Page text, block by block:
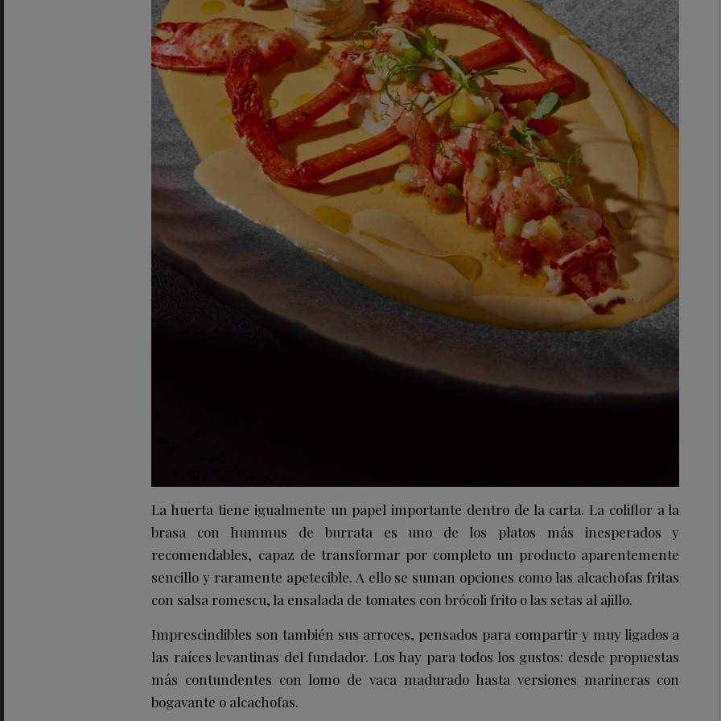
La huerta tiene igualmente un papel importante dentro de la carta. La coliflor a la
brasa con hummus de burrata es uno de los platos más inesperados y
recomendables, capaz de transformar por completo un producto aparentemente
sencillo y raramente apetecible. A ello se suman opciones como las alcachofas fritas
con salsa romescu, la ensalada de tomates con brócoli frito o las setas al ajillo.
Imprescindibles son también sus arroces, pensados para compartir y muy ligados a
las raíces levantinas del fundador. Los hay para todos los gustos: desde propuestas
más contundentes con lomo de vaca madurado hasta versiones marineras con
bogavante o alcachofas.